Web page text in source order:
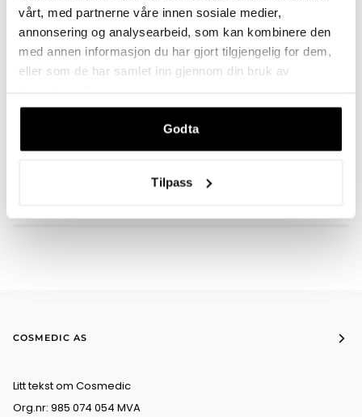
vårt, med partnerne våre innen sosiale medier,
annonsering og analysearbeid, som kan kombinere den
med annen informasjon du har gjort tilgjengelig for dem,
eller som de har samlet inn gjennom din bruk av
Godta
Tilpass
BESKRIVELSE
COSMEDIC AS
Litt tekst om Cosmedic
Org.nr: 985 074 054 MVA